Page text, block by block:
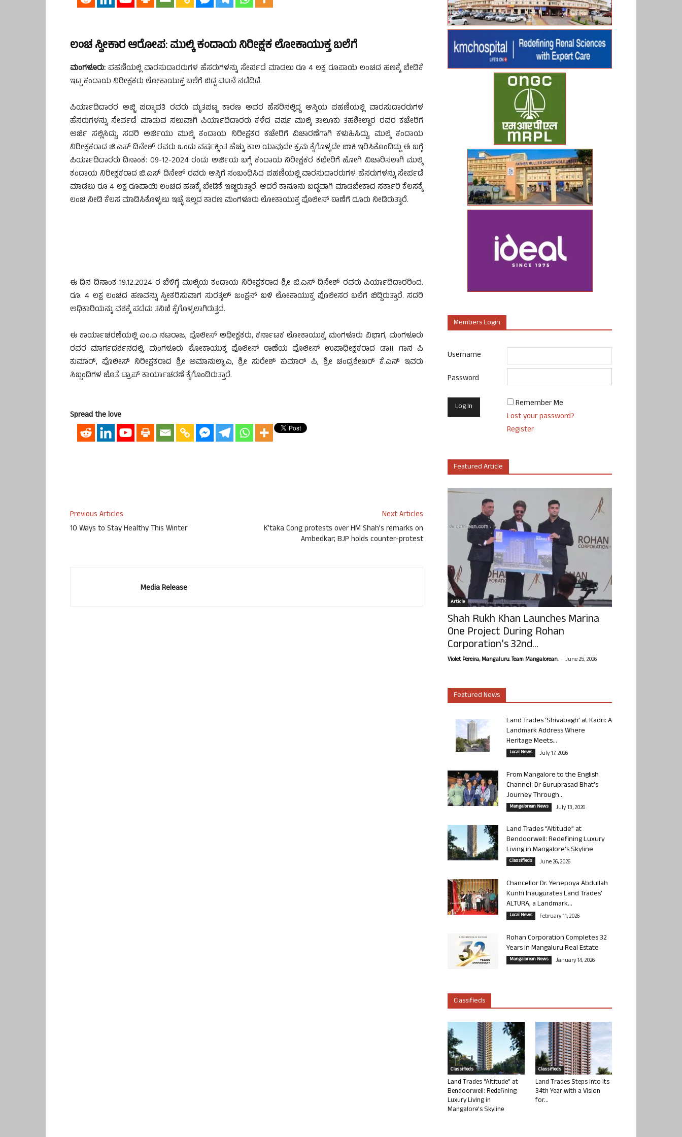
ಲಂಚ ಸ್ವೀಕಾರ ಆರೋಪ: ಮುಲ್ಕಿ ಕಂದಾಯ ನಿರೀಕ್ಷಕ ಲೋಕಾಯುಕ್ತ ಬಲೆಗೆ
ಮಂಗಳೂರು: ಪಹಣಿಯಲ್ಲಿ ವಾರಸುದಾರರುಗಳ ಹೆಸರುಗಳನ್ನು ಸೇರ್ಪಡೆ ಮಾಡಲು ರೂ 4 ಲಕ್ಷ ರೂಪಾಯಿ ಲಂಚದ ಹಣಕ್ಕೆ ಬೇಡಿಕೆ
ಇಟ್ಟ ಕಂದಾಯ ನಿರೀಕ್ಷಕರು ಲೋಕಾಯುಕ್ತ ಬಲೆಗೆ ಬಿದ್ದ ಘಟನೆ ನಡೆದಿದೆ.
ಪಿರ್ಯಾದಿದಾರರ ಅಜ್ಜಿ ಪದ್ಮಾವತಿ ರವರು ಮೃತಪಟ್ಟ ಕಾರಣ ಅವರ ಹೆಸರಿನಲ್ಲಿದ್ದ ಆಸ್ತಿಯ ಪಹಣಿಯಲ್ಲಿ ವಾರಸುದಾರರುಗಳ
ಹೆಸರುಗಳನ್ನು ಸೇರ್ಪಡೆ ಮಾಡುವ ಸಲುವಾಗಿ ಪಿರ್ಯಾದಿದಾರರು ಕಳೆದ ವರ್ಷ ಮುಲ್ಕಿ ತಾಲೂಕು ತಹಶೀಲ್ದಾರ ರವರ ಕಚೇರಿಗೆ
ಅರ್ಜಿ ಸಲ್ಲಿಸಿದ್ದು, ಸದರಿ ಅರ್ಜಿಯು ಮುಲ್ಕಿ ಕಂದಾಯ ನಿರೀಕ್ಷಕರ ಕಚೇರಿಗೆ ವಿಚಾರಣೆಗಾಗಿ ಕಳುಹಿಸಿದ್ದು, ಮುಲ್ಕಿ ಕಂದಾಯ
ನಿರೀಕ್ಷಕರಾದ ಜಿ.ಎಸ್ ದಿನೇಶ್ ರವರು ಒಂದು ವರ್ಷಕ್ಕಿಂತ ಹೆಚ್ಚು ಕಾಲ ಯಾವುದೇ ಕ್ರಮ ಕೈಗೊಳ್ಳದೇ ಬಾಕಿ ಇರಿಸಿಕೊಂಡಿದ್ದು ಈ ಬಗ್ಗೆ
ಪಿರ್ಯಾದಿದಾರರು ದಿನಾಂಕ: 09-12-2024 ರಂದು ಅರ್ಜಿಯ ಬಗ್ಗೆ ಕಂದಾಯ ನಿರೀಕ್ಷಕರ ಕಛೇರಿಗೆ ಹೋಗಿ ವಿಚಾರಿಸಲಾಗಿ ಮುಲ್ಕಿ
ಕಂದಾಯ ನಿರೀಕ್ಷಕರಾದ ಜಿ.ಎಸ್ ದಿನೇಶ್ ರವರು ಆಸ್ತಿಗೆ ಸಂಬಂಧಿಸಿದ ಪಹಣಿಯಲ್ಲಿ ವಾರಸುದಾರರುಗಳ ಹೆಸರುಗಳನ್ನು ಸೇರ್ಪಡೆ
ಮಾಡಲು ರೂ 4 ಲಕ್ಷ ರೂಪಾಯಿ ಲಂಚದ ಹಣಕ್ಕೆ ಬೇಡಿಕೆ ಇಟ್ಟಿರುತ್ತಾರೆ. ಆದರೆ ಕಾನೂನು ಬದ್ಧವಾಗಿ ಮಾಡಬೇಕಾದ ಸರ್ಕಾರಿ ಕೆಲಸಕ್ಕೆ
ಲಂಚ ನೀಡಿ ಕೆಲಸ ಮಾಡಿಸಿಕೊಳ್ಳಲು ಇಚ್ಛೆ ಇಲ್ಲದ ಕಾರಣ ಮಂಗಳೂರು ಲೋಕಾಯುಕ್ತ ಪೊಲೀಸ್ ಠಾಣೆಗೆ ದೂರು ನೀಡಿರುತ್ತಾರೆ.
ಈ ದಿನ ದಿನಾಂಕ 19.12.2024 ರ ಬೆಳಿಗ್ಗೆ ಮುಲ್ಕಿಯ ಕಂದಾಯ ನಿರೀಕ್ಷಕರಾದ ಶ್ರೀ ಜಿ.ಎಸ್ ದಿನೇಶ್ ರವರು ಪಿರ್ಯಾದಿದಾರರಿಂದ.
ರೂ. 4 ಲಕ್ಷ ಲಂಚದ ಹಣವನ್ನು ಸ್ವೀಕರಿಸುವಾಗ ಸುರತ್ಕಲ್ ಜಂಕ್ಷನ್ ಬಳಿ ಲೋಕಾಯುಕ್ತ ಪೊಲೀಸರ ಬಲೆಗೆ ಬಿದ್ದಿರುತ್ತಾರೆ. ಸದರಿ
ಅಧಿಕಾರಿಯನ್ನು ವಶಕ್ಕೆ ಪಡೆದು ತನಿಖೆ ಕೈಗೊಳ್ಳಲಾಗಿರುತ್ತದೆ.
ಈ ಕಾರ್ಯಾಚರಣೆಯಲ್ಲಿ ಎಂ.ಎ ನಟರಾಜ, ಪೊಲೀಸ್ ಅಧೀಕ್ಷಕರು, ಕರ್ನಾಟಕ ಲೋಕಾಯುಕ್ತ, ಮಂಗಳೂರು ವಿಭಾಗ, ಮಂಗಳೂರು
ರವರ ಮಾರ್ಗದರ್ಶನದಲ್ಲಿ, ಮಂಗಳೂರು ಲೋಕಾಯುಕ್ತ ಪೊಲೀಸ್ ಠಾಣೆಯ ಪೊಲೀಸ್ ಉಪಾಧೀಕ್ಷಕರಾದ ಡಾ॥ ಗಾನ ಪಿ
ಕುಮಾರ್, ಪೊಲೀಸ್ ನಿರೀಕ್ಷಕರಾದ ಶ್ರೀ ಅಮಾನುಲ್ಲಾ.ಎ, ಶ್ರೀ ಸುರೇಶ್ ಕುಮಾರ್ ಪಿ, ಶ್ರೀ ಚಂದ್ರಶೇಖರ್ ಕೆ.ಎನ್ ಇವರು
ಸಿಬ್ಬಂದಿಗಳ ಜೊತೆ ಟ್ರಾಪ್ ಕಾರ್ಯಾಚರಣೆ ಕೈಗೊಂಡಿರುತ್ತಾರೆ.
Spread the love
Previous Articles
10 Ways to Stay Healthy This Winter
Next Articles
K’taka Cong protests over HM Shah’s remarks on
Ambedkar; BJP holds counter-protest
Media Release
Members Login
Username
Password
Remember Me
Lost your password?
Register
Featured Article
Article
Shah Rukh Khan Launches Marina
One Project During Rohan
Corporation’s 32nd...
Violet Pereira, Mangaluru. Team Mangalorean. - June 25, 2026
Featured News
Land Trades ‘Shivabagh’ at Kadri: A
Landmark Address Where
Heritage Meets...
Local News July 17, 2026
From Mangalore to the English
Channel: Dr Guruprasad Bhat’s
Journey Through...
Mangalorean News July 13, 2026
Land Trades “Altitude” at
Bendoorwell: Redefining Luxury
Living in Mangalore’s Skyline
Classifieds June 26, 2026
Chancellor Dr. Yenepoya Abdullah
Kunhi Inaugurates Land Trades’
ALTURA, a Landmark...
Local News February 11, 2026
Rohan Corporation Completes 32
Years in Mangaluru Real Estate
Mangalorean News January 14, 2026
Classifieds
Classifieds
Land Trades “Altitude” at
Bendoorwell: Redefining
Luxury Living in
Mangalore’s Skyline
Classifieds
Land Trades Steps into its
34th Year with a Vision
for...